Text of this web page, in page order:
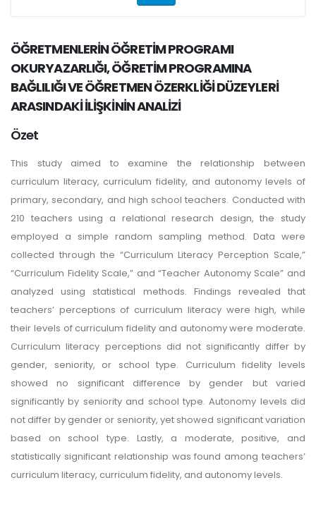
ÖĞRETMENLERİN ÖĞRETİM PROGRAMI
OKURYAZARLIĞI, ÖĞRETİM PROGRAMINA
BAĞLILIĞI VE ÖĞRETMEN ÖZERKLİĞİ DÜZEYLERİ
ARASINDAKİ İLİŞKİNİN ANALİZİ
Özet
This study aimed to examine the relationship between
curriculum literacy, curriculum fidelity, and autonomy levels of
primary, secondary, and high school teachers. Conducted with
210 teachers using a relational research design, the study
employed a simple random sampling method. Data were
collected through the “Curriculum Literacy Perception Scale,”
“Curriculum Fidelity Scale,” and “Teacher Autonomy Scale” and
analyzed using statistical methods. Findings revealed that
teachers’ perceptions of curriculum literacy were high, while
their levels of curriculum fidelity and autonomy were moderate.
Curriculum literacy perceptions did not significantly differ by
gender, seniority, or school type. Curriculum fidelity levels
showed no significant difference by gender but varied
significantly by seniority and school type. Autonomy levels did
not differ by gender or seniority, yet showed significant variation
based on school type. Lastly, a moderate, positive, and
statistically significant relationship was found among teachers’
curriculum literacy, curriculum fidelity, and autonomy levels.